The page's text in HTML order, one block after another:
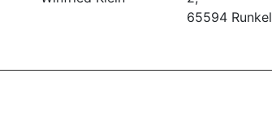
65594 Runkel